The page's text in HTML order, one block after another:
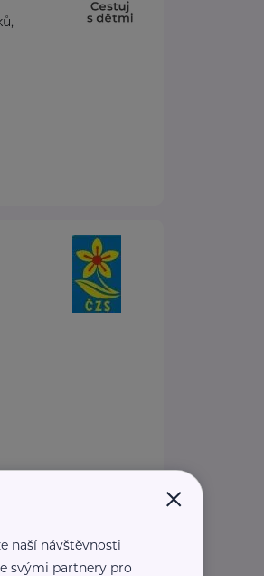
×
naší návštěvnosti
svými partnery pro